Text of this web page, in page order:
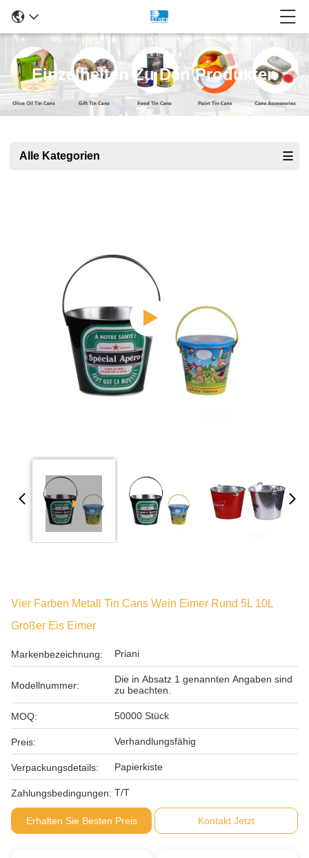
Einzelheiten Zu Den Produkten
Alle Kategorien
Vier Farben Metall Tin Cans Wein Eimer Rund 5L 10L
Großer Eis Eimer
Markenbezeichnung: Priani
Modellnummer:
Die in Absatz 1 genannten Angaben sind
zu beachten.
MOQ: 50000 Stück
Preis: Verhandlungsfähig
Verpackungsdetails: Papierkiste
Zahlungsbedingungen: T/T
Erhalten Sie Besten Preis Kontakt Jetzt